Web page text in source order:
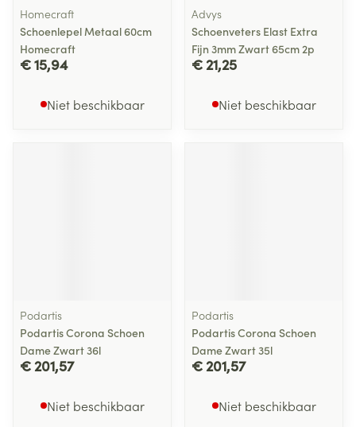
Homecraft
Schoenlepel Metaal 60cm
Homecraft
€ 15,94
Niet beschikbaar
Advys
Schoenveters Elast Extra
Fijn 3mm Zwart 65cm 2p
€ 21,25
Niet beschikbaar
Podartis
Podartis Corona Schoen
Dame Zwart 36l
€ 201,57
Niet beschikbaar
Podartis
Podartis Corona Schoen
Dame Zwart 35l
€ 201,57
Niet beschikbaar